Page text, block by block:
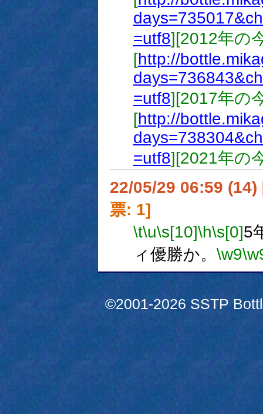
=utf8][2012年の
[http://
=utf8][2017年の
[http://
=utf8][2021年の
22/05/29 06:59 (14)
票: 1]
\t\u\s[10]\h\s[0]5
ィ優勝か。 \w9
©2001-2026 SSTP